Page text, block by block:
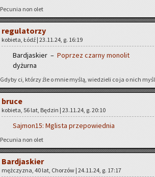
Pe­cu­nia non olet
re­gu­la­to­rzy
ko­bie­ta, Łódź | 23.11.24, g. 16:19
Bar­dja­skier – Po­przez czar­ny mo­no­lit
dy­żur­na
Gdyby ci, któ­rzy źle o mnie myślą, wie­dzie­li co ja o nich
bruce
ko­bie­ta, 56 lat, Bę­dzin | 23.11.24, g. 20:10
Saj­mo­n15: Mgli­sta prze­po­wied­nia
Pe­cu­nia non olet
Bar­dja­skier
męż­czy­zna, 40 lat, Cho­rzów | 24.11.24, g. 17:17